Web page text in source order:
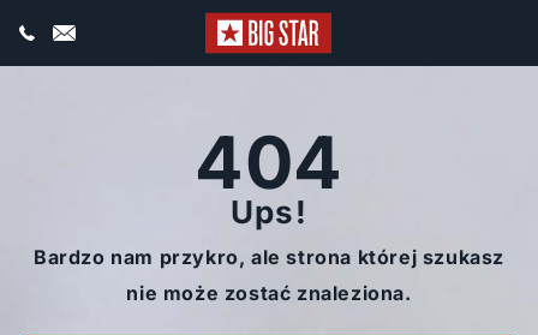
404
Ups!
Bardzo nam przykro, ale strona której szukasz
nie może zostać znaleziona.